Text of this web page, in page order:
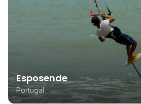
Esposende
Portugal